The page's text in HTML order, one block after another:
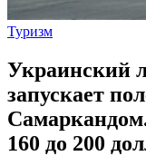
Туризм
Украинский
запускает
160 до 200